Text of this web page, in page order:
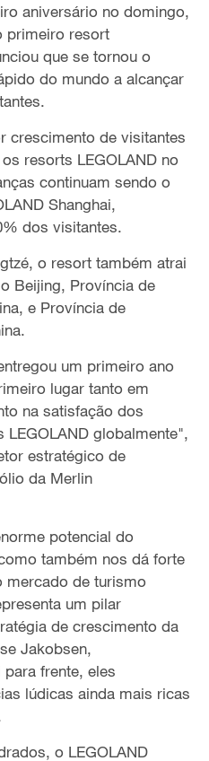
aniversário no domingo,
primeiro resort
que se tornou o
do mundo a alcançar
crescimento de visitantes
resorts LEGOLAND no
continuam sendo o
Shanghai,
dos visitantes.
o resort também atrai
Beijing, Província de
e Província de
um primeiro ano
lugar tanto em
na satisfação dos
globalmente",
estratégico de
da Merlin
potencial do
também nos dá forte
mercado de turismo
um pilar
de crescimento da
Jakobsen,
frente, eles
lúdicas ainda mais ricas
o LEGOLAND